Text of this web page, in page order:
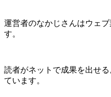
運営者のなかじさんはウェ
す。
読者がネットで成果を出せ
ています。